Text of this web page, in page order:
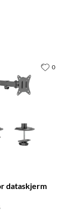
dataskjerm
0